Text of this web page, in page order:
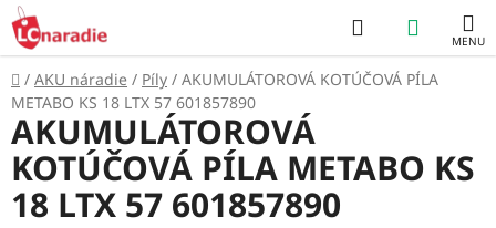
Prejsť
na
obsah
Hľadať
KOŠÍK
Domov
/ AKU náradie / Píly / AKUMULÁTOROVÁ KOTÚČOVÁ PÍLA
METABO KS 18 LTX 57 601857890
AKUMULÁTOROVÁ
KOTÚČOVÁ PÍLA METABO KS
18 LTX 57 601857890